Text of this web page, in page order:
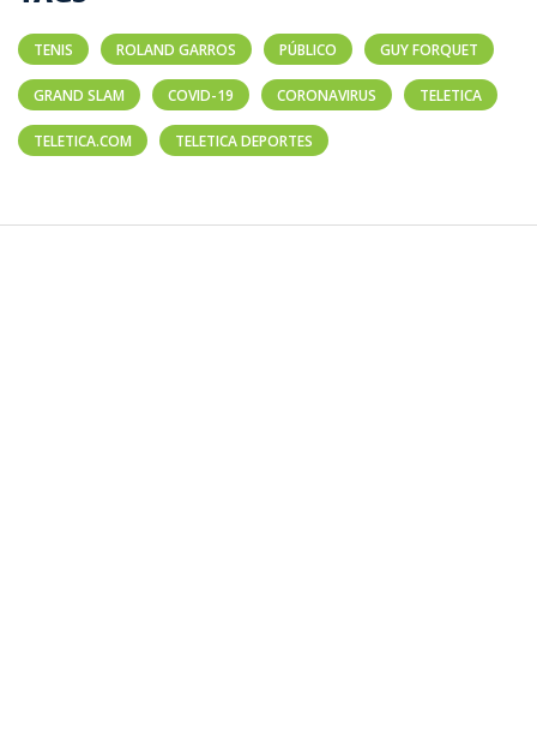
TENIS ROLAND GARROS PÚBLICO GUY FORQUET
GRAND SLAM COVID-19 CORONAVIRUS TELETICA
TELETICA.COM TELETICA DEPORTES